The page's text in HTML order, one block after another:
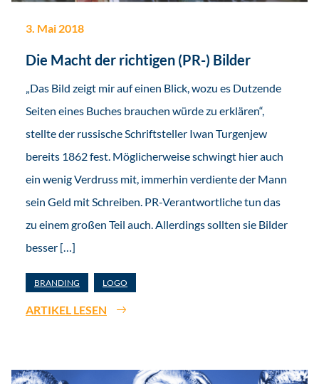
3. Mai 2018
Die Macht der richtigen (PR-) Bilder
„Das Bild zeigt mir auf einen Blick, wozu es Dutzende
Seiten eines Buches brauchen würde zu erklären“,
stellte der russische Schriftsteller Iwan Turgenjew
bereits 1862 fest. Möglicherweise schwingt hier auch
ein wenig Verdruss mit, immerhin verdiente der Mann
sein Geld mit Schreiben. PR-Verantwortliche tun das
zu einem großen Teil auch. Allerdings sollten sie Bilder
besser […]
BRANDING LOGO
ARTIKEL LESEN